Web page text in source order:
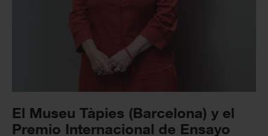
El Museu Tàpies (Barcelona) y el
Premio Internacional de Ensayo